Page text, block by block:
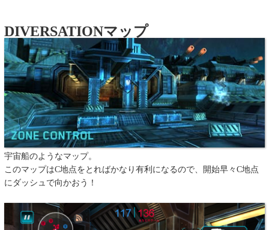
DIVERSATIONマップ
宇宙船のようなマップ。
このマップはC地点をとればかなり有利になるので、開始早々C地点
にダッシュで向かおう！